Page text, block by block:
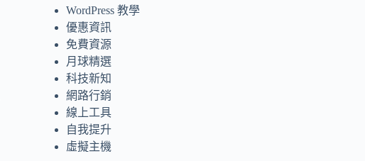
WordPress 教學
優惠資訊
免費資源
月球精選
科技新知
網路行銷
線上工具
自我提升
虛擬主機